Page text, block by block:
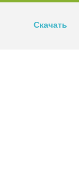
Скачать